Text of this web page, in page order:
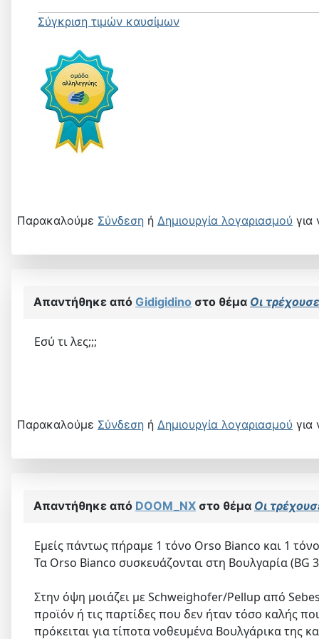
Σύγκριση τιμών καυσίμων
Παρακαλούμε Σύνδεση ή Δημιουργία λογαριασμού για
Απαντήθηκε από Gidigidino στο θέμα Οι
Εσύ τι λες;;;
Παρακαλούμε Σύνδεση ή Δημιουργία λογαριασμού για
Απαντήθηκε από DOOM_NX στο θέμα Οι
Εμείς πάντως πήραμε 1 τόνο Orso Bianco και 1
Τα Orso Bianco συσκευάζονται στη Βουλγαρία
Στην όψη μοιάζει με Schweighofer/Pellup από
προϊόν ή τις παρτίδες που δεν ήταν τόσο καλής
πρόκειται για τίποτα νοθευμένα Βουλγάρικα της